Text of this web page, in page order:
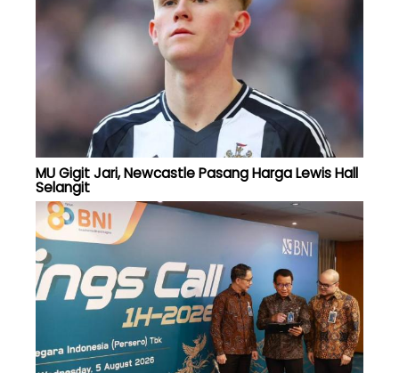
MU Gigit Jari, Newcastle Pasang Harga Lewis Hall
Selangit